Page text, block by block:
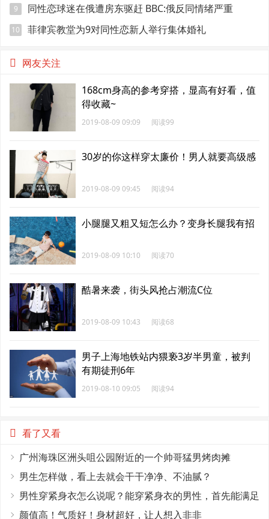
9 同性恋球迷在俄遭房东驱赶 BBC:俄反同情绪严重
10 菲律宾教堂为9对同性恋新人举行集体婚礼
网友关注
168cm身高的参考穿搭，显高有好看，值
得收藏~
2019-08-09 09:09 阅读99
30岁的你这样穿太廉价！男人就要高级感
2019-08-09 09:45 阅读94
小腿腿又粗又短怎么办？变身长腿我有招
2019-08-09 10:10 阅读70
酷暑来袭，街头风抢占潮流C位
2019-08-09 10:43 阅读68
男子上海地铁站内猥亵3岁半男童，被判
有期徒刑6年
2019-08-10 09:05 阅读94
看了又看
广州海珠区洲头咀公园附近的一个帅哥猛男烤肉摊
男生怎样做，看上去就会干干净净、不油腻？
男性穿紧身衣怎么说呢？能穿紧身衣的男性，首先能满足
这4个条件
颜值高！气质好！身材超好，让人想入非非